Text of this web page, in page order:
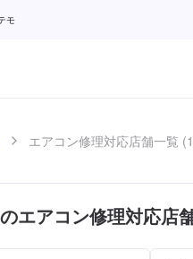
モ
エアコン修理対応店舗一覧
エアコン修理対応店